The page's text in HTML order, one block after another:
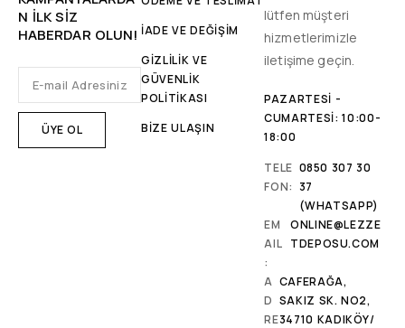
N ILK SIZ
HABERDAR OLUN! İADE VE DEĞİŞİM
GİZLİLİK VE
GÜVENLİK
POLİTİKASI
BİZE ULAŞIN
lütfen müşteri
hizmetlerimizle
iletişime geçin.
PAZARTESI -
CUMARTESI: 10:00-
18:00
TELE
FON:
0850 307 30
37
(WHATSAPP)
EM
AIL
:
ONLINE@LEZZE
TDEPOSU.COM
A
D
RE
CAFERAĞA,
SAKIZ SK. NO2,
34710 KADIKÖY/